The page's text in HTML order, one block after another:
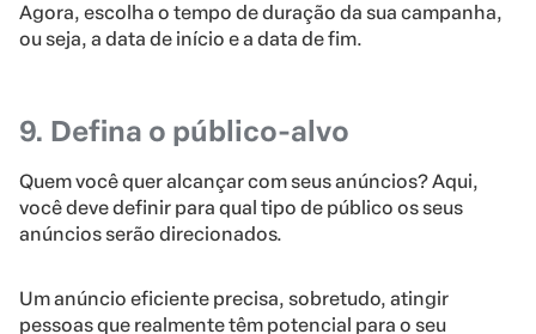
Agora, escolha o tempo de duração da sua campanha,
ou seja, a data de início e a data de fim.
9. Defina o público-alvo
Quem você quer alcançar com seus anúncios? Aqui,
você deve definir para qual tipo de público os seus
anúncios serão direcionados.
Um anúncio eficiente precisa, sobretudo, atingir
pessoas que realmente têm potencial para o seu